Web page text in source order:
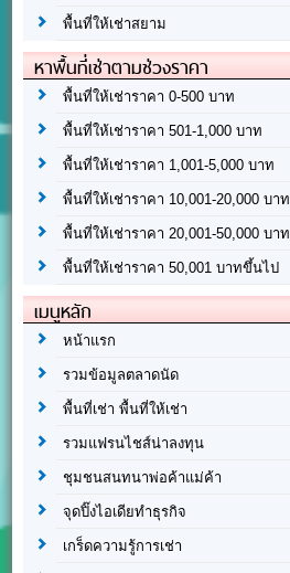
พื้นที่ให้เช่าสยาม
หาพื้นที่เช่าตามช่วงราคา
พื้นที่ให้เช่าราคา 0-500 บาท
พื้นที่ให้เช่าราคา 501-1,000 บาท
พื้นที่ให้เช่าราคา 1,001-5,000 บาท
พื้นที่ให้เช่าราคา 10,001-20,000 บาท
พื้นที่ให้เช่าราคา 20,001-50,000 บาท
พื้นที่ให้เช่าราคา 50,001 บาทขึ้นไป
เมนูหลัก
หน้าแรก
รวมข้อมูลตลาดนัด
พื้นที่เช่า พื้นที่ให้เช่า
รวมแฟรนไชส์น่าลงทุน
ชุมชนสนทนาพ่อค้าแม่ค้า
จุดปิ๊งไอเดียทำธุรกิจ
เกร็ดความรู้การเช่า